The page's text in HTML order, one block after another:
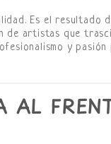
Es el resultado
de artistas que
y pasión
AL